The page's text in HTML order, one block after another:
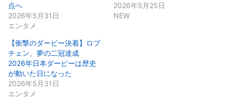
点へ
2026年5月31日
エンタメ
2026年5月25日
NEW
【衝撃のダービー決着】ロブ
チェン、夢の二冠達成
2026年日本ダービーは歴史
が動いた日になった
2026年5月31日
エンタメ